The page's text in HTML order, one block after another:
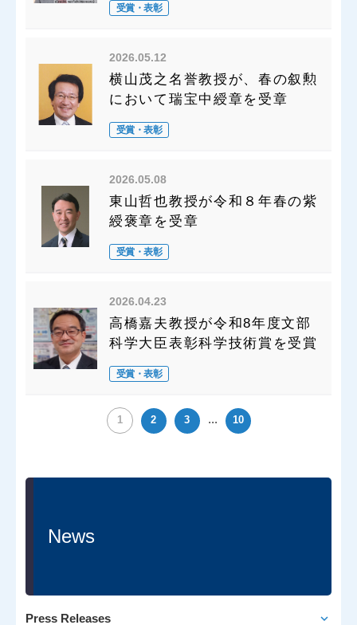
受賞・表彰
2026.05.12
横山茂之名誉教授が、春の叙勲
において瑞宝中綬章を受章
受賞・表彰
2026.05.08
東山哲也教授が令和８年春の紫
綬褒章を受章
受賞・表彰
2026.04.23
高橋嘉夫教授が令和8年度文部
科学大臣表彰科学技術賞を受賞
受賞・表彰
1 2 3 ... 10
News
Press Releases